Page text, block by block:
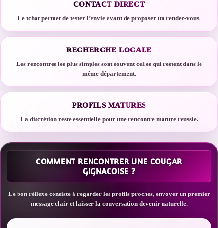
CONTACT DIRECT
Le tchat permet de tester l’envie avant de proposer un rendez-vous.
RECHERCHE LOCALE
Les rencontres les plus simples sont souvent celles qui restent dans le
même département.
PROFILS MATURES
La discrétion reste essentielle pour une rencontre mature réussie.
COMMENT RENCONTRER UNE COUGAR
GIGNACOISE ?
Le bon réflexe consiste à regarder les profils proches, envoyer un premier
message clair et laisser la conversation devenir naturelle.